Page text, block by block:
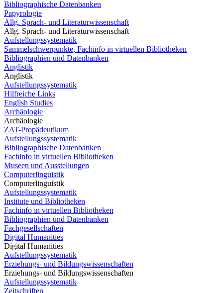
Bibliographische Datenbanken
Papyrologie
Allg. Sprach- und Literaturwissenschaft
Allg. Sprach- und Literaturwissenschaft
Aufstellungssystematik
Sammelschwerpunkte, Fachinfo in virtuellen Bibliotheken
Bibliographien und Datenbanken
Anglistik
Anglistik
Aufstellungssystematik
Hilfreiche Links
English Studies
Archäologie
Archäologie
ZAT-Propädeutikum
Aufstellungssystematik
Bibliographische Datenbanken
Fachinfo in virtuellen Bibliotheken
Museen und Ausstellungen
Computerlinguistik
Computerlinguistik
Aufstellungssystematik
Institute und Bibliotheken
Fachinfo in virtuellen Bibliotheken
Bibliographien und Datenbanken
Fachgesellschaften
Digital Humanities
Digital Humanities
Aufstellungssystematik
Erziehungs- und Bildungswissenschaften
Erziehungs- und Bildungswissenschaften
Aufstellungssystematik
Zeitschriften